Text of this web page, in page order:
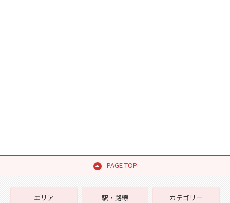
PAGE TOP
エリア
駅・路線
カテゴリー